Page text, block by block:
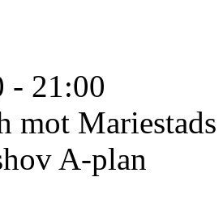
- 21:00
mot
A-plan